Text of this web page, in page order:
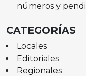
números y
CATEGORÍAS
Locales
Editoriales
Regionales